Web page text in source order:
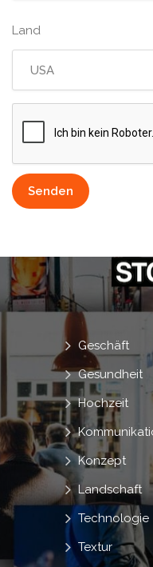
Land
Senden
Geschäft
Gesundheit
Hochzeit
Konzept
Landschaft
Technologie
Textur